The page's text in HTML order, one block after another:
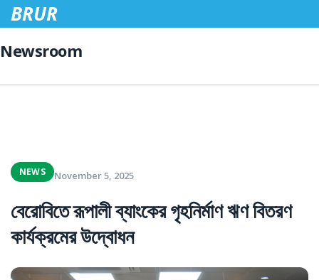
BRUR
Newsroom
NEWS November 5, 2025
বেরোবিতে রূপালী ব্যাংকের গৃহনির্মাণ ঋণ বিতরণ
কার্যক্রমের উদ্বোধন